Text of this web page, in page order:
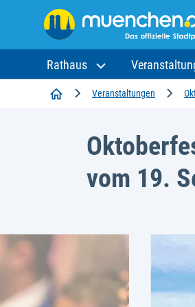
Rathaus
StartseiteVeranstaltungen
vom 19.